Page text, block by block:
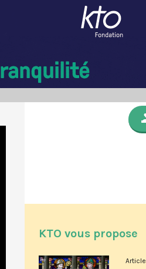
KTO vous propose
Article